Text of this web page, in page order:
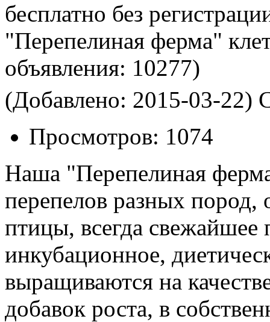
бесплатно без
"Перепелиная ферма"
объявления: 10277)
(Добавлено: 2015-03-22)
Просмотров: 1074
Наша "Перепелиная
перепелов разных пород,
птицы, всегда
инкубационное,
выращиваются на
добавок роста, в